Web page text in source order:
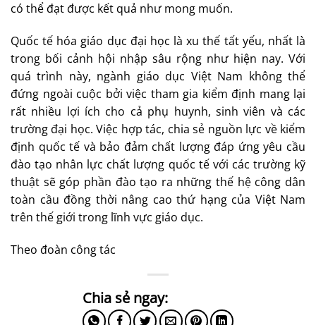
có thể đạt được kết quả như mong muốn.
Quốc tế hóa giáo dục đại học là xu thế tất yếu, nhất là
trong bối cảnh hội nhập sâu rộng như hiện nay. Với
quá trình này, ngành giáo dục Việt Nam không thể
đứng ngoài cuộc bởi việc tham gia kiểm định mang lại
rất nhiều lợi ích cho cả phụ huynh, sinh viên và các
trường đại học. Việc hợp tác, chia sẻ nguồn lực về kiểm
định quốc tế và bảo đảm chất lượng đáp ứng yêu cầu
đào tạo nhân lực chất lượng quốc tế với các trường kỹ
thuật sẽ góp phần đào tạo ra những thế hệ công dân
toàn cầu đồng thời nâng cao thứ hạng của Việt Nam
trên thế giới trong lĩnh vực giáo dục.
Theo đoàn công tác